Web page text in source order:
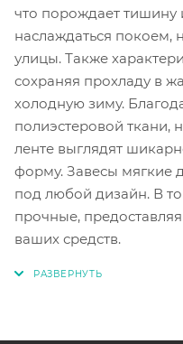
что порождает тишину
наслаждаться покоем,
улицы. Также
сохраняя прохладу в
холодную зиму.
полиэстеровой
ленте выглядят
форму. Завесы мягкие
под любой дизайн. В
прочные,
ваших средств.